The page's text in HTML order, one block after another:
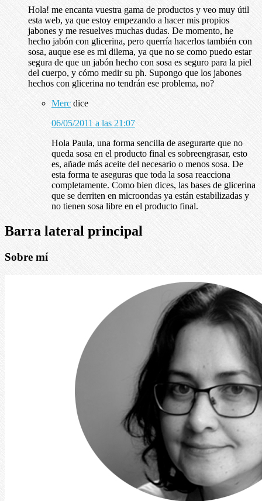
Hola! me encanta vuestra gama de productos y veo muy útil
esta web, ya que estoy empezando a hacer mis propios
jabones y me resuelves muchas dudas. De momento, he
hecho jabón con glicerina, pero querría hacerlos también con
sosa, auque ese es mi dilema, ya que no se como puedo estar
segura de que un jabón hecho con sosa es seguro para la piel
del cuerpo, y cómo medir su ph. Supongo que los jabones
hechos con glicerina no tendrán ese problema, no?
Merc dice
06/05/2011 a las 21:07
Hola Paula, una forma sencilla de asegurarte que no
queda sosa en el producto final es sobreengrasar, esto
es, añade más aceite del necesario o menos sosa. De
esta forma te aseguras que toda la sosa reacciona
completamente. Como bien dices, las bases de glicerina
que se derriten en microondas ya están estabilizadas y
no tienen sosa libre en el producto final.
Barra lateral principal
Sobre mí